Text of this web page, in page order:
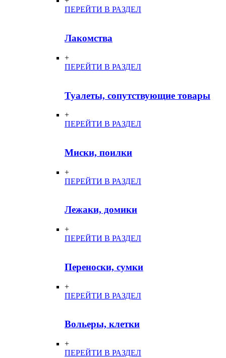
ПЕРЕЙТИ В РАЗДЕЛ
Лакомства
+
ПЕРЕЙТИ В РАЗДЕЛ
Туалеты, сопутствующие товары
+
ПЕРЕЙТИ В РАЗДЕЛ
Миски, поилки
+
ПЕРЕЙТИ В РАЗДЕЛ
Лежаки, домики
+
ПЕРЕЙТИ В РАЗДЕЛ
Переноски, сумки
+
ПЕРЕЙТИ В РАЗДЕЛ
Вольеры, клетки
+
ПЕРЕЙТИ В РАЗДЕЛ